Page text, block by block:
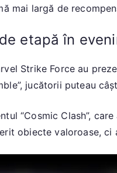
mai largă de
etapă în
Strike Force au
jucătorii puteau
“Cosmic Clash”,
obiecte valoroase,